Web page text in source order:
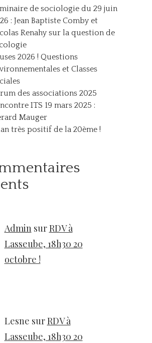
de sociologie du 29 juin
: Jean Baptiste Comby et
Renahy sur la question de
2026 ! Questions
et Classes
des associations 2025
ITS 19 mars 2025 :
Mauger
très positif de la 20ème !
AdminsurRDV à
Lasseube, 18h30 20
octobre !
Lesne surRDV à
Lasseube, 18h30 20